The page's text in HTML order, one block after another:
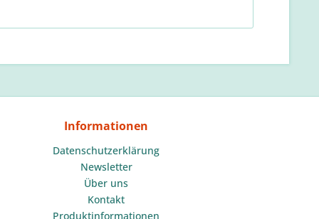
Informationen
Datenschutzerklärung
Newsletter
Über uns
Kontakt
Produktinformationen